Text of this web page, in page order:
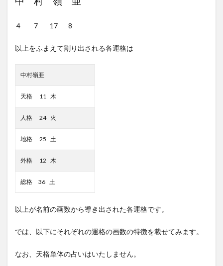
4 7 17 8
以上をふまえて割り出される各運格は
中村嶺亜
天格 11 木
人格 24 火
地格 25 土
外格 12 木
総格 36 土
以上が名前の画数から導き出された各運格です。
では、以下にそれぞれの運格の画数の特徴を載せてみます。
なお、天格単体の占いはいたしません。